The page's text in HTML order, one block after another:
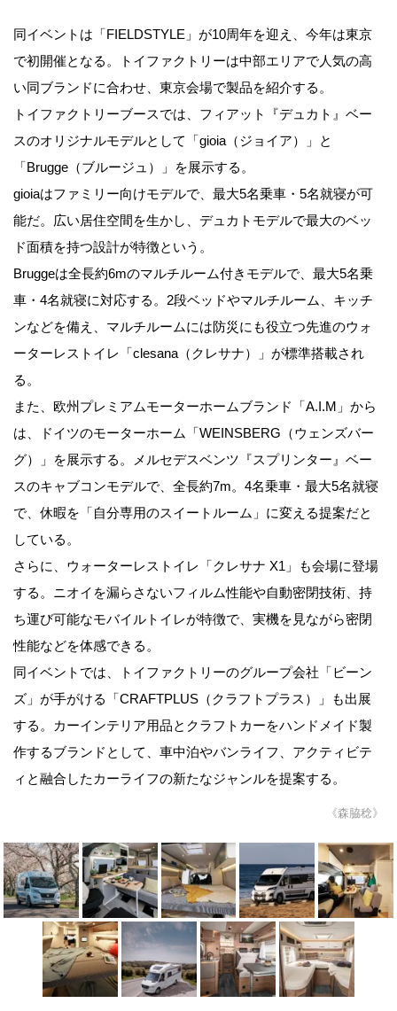
同イベントは「FIELDSTYLE」が10周年を迎え、今年は東京
で初開催となる。トイファクトリーは中部エリアで人気の高
い同ブランドに合わせ、東京会場で製品を紹介する。
トイファクトリーブースでは、フィアット『デュカト』ベー
スのオリジナルモデルとして「gioia（ジョイア）」と
「Brugge（ブルージュ）」を展示する。
gioiaはファミリー向けモデルで、最大5名乗車・5名就寝が可
能だ。広い居住空間を生かし、デュカトモデルで最大のベッ
ド面積を持つ設計が特徴という。
Bruggeは全長約6mのマルチルーム付きモデルで、最大5名乗
車・4名就寝に対応する。2段ベッドやマルチルーム、キッチ
ンなどを備え、マルチルームには防災にも役立つ先進のウォ
ーターレストイレ「clesana（クレサナ）」が標準搭載され
る。
また、欧州プレミアムモーターホームブランド「A.I.M」から
は、ドイツのモーターホーム「WEINSBERG（ウェンズバー
グ）」を展示する。メルセデスベンツ『スプリンター』ベー
スのキャブコンモデルで、全長約7m。4名乗車・最大5名就寝
で、休暇を「自分専用のスイートルーム」に変える提案だと
している。
さらに、ウォーターレストイレ「クレサナ X1」も会場に登場
する。ニオイを漏らさないフィルム性能や自動密閉技術、持
ち運び可能なモバイルトイレが特徴で、実機を見ながら密閉
性能などを体感できる。
同イベントでは、トイファクトリーのグループ会社「ビーン
ズ」が手がける「CRAFTPLUS（クラフトプラス）」も出展
する。カーインテリア用品とクラフトカーをハンドメイド製
作するブランドとして、車中泊やバンライフ、アクティビテ
ィと融合したカーライフの新たなジャンルを提案する。
《森脇稔》